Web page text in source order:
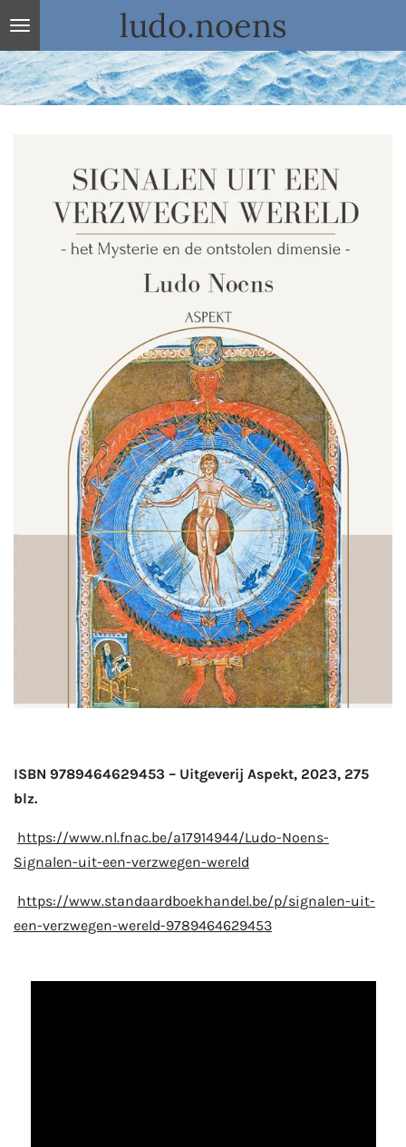
Ga
naar
de
ludo.noens
ISBN 9789464629453 – Uitgeverij Aspekt, 2023, 275
blz.
https://www.nl.fnac.be/a17914944/Ludo-Noens-
Signalen-uit-een-verzwegen-wereld
https://www.standaardboekhandel.be/p/signalen-uit-
een-verzwegen-wereld-9789464629453